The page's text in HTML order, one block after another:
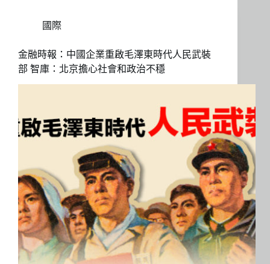
國際
金融時報：中國企業重啟毛澤東時代人民武裝
部 智庫：北京擔心社會和政治不穩